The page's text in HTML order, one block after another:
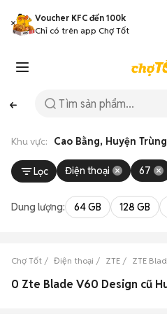
Voucher KFC đến 100k
Chỉ có trên app Chợ Tốt
Khu vực: Cao Bằng, Huyện
Lọc Điện thoại 67
Dung lượng: 64 GB 128 GB
Chợ Tốt Điện thoại ZTE ZTE